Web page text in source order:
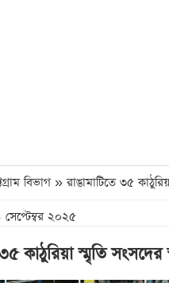
বিভাগ » রাঙামাটিতে ৩৫
২০২৫
৩৫ কাঠুরিয়া স্মৃতি